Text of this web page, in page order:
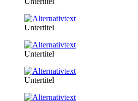
Untertitel
Untertitel
Untertitel